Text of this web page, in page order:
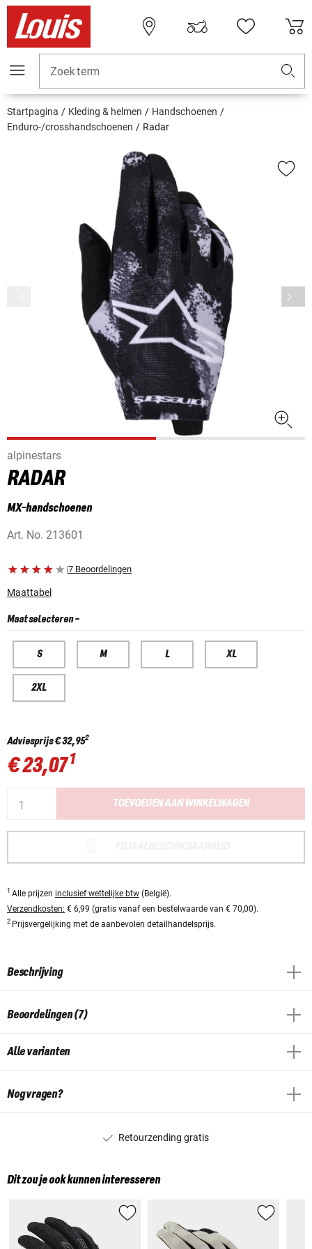
Zoekterm
Startpagina Kleding & helmen
Handschoenen
Enduro-/crosshandschoenen
Radar
alpinestars
RADAR
MX-handschoenen
Art. No. 213601
|7 Beoordelingen
Maattabel
Maat selecteren-
S M L XL
2XL
Adviesprijs€ 32,952
€ 23,071
TOEVOEGEN AAN WINKELWAGEN
1 Alle prijzen inclusief wettelijke btw (België).
Verzendkosten: € 6,99 (gratis vanaf een bestelwaarde van € 70,00).
2 Prijsvergelijking met de aanbevolen detailhandelsprijs.
Beschrijving
Beoordelingen (7)
Alle varianten
Nog vragen?
Retourzending gratis
Dit zou je ook kunnen interesseren